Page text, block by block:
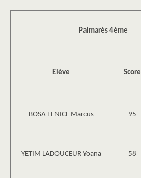
Palmarès 4ème
Elève Score
BOSA FENICE Marcus 95
YETIM LADOUCEUR Yoana 58